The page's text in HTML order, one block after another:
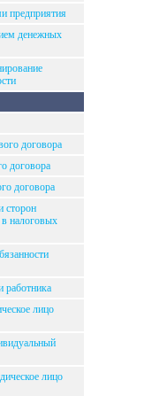
предприятия
денежных
договора
договора
договора
сторон
в налоговых
работника
лицо
лицо